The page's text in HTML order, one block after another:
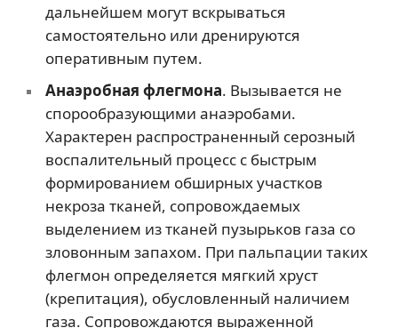
дальнейшем могут вскрываться
самостоятельно или дренируются
оперативным путем.
Анаэробная флегмона. Вызывается не
спорообразующими анаэробами.
Характерен распространенный серозный
воспалительный процесс с быстрым
формированием обширных участков
некроза тканей, сопровождаемых
выделением из тканей пузырьков газа со
зловонным запахом. При пальпации таких
флегмон определяется мягкий хруст
(крепитация), обусловленный наличием
газа. Сопровождаются выраженной